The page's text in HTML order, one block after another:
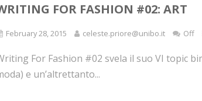
FOR FASHION #02: ART
February 28, 2015 celeste.priore@unibo.it Off
For Fashion #02 svela il suo VI topic
e un’altrettanto...